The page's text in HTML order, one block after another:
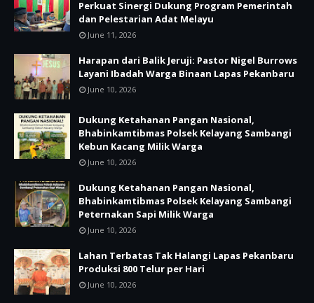
Perkuat Sinergi Dukung Program Pemerintah
dan Pelestarian Adat Melayu
June 11, 2026
Harapan dari Balik Jeruji: Pastor Nigel Burrows
Layani Ibadah Warga Binaan Lapas Pekanbaru
June 10, 2026
Dukung Ketahanan Pangan Nasional,
Bhabinkamtibmas Polsek Kelayang Sambangi
Kebun Kacang Milik Warga
June 10, 2026
Dukung Ketahanan Pangan Nasional,
Bhabinkamtibmas Polsek Kelayang Sambangi
Peternakan Sapi Milik Warga
June 10, 2026
Lahan Terbatas Tak Halangi Lapas Pekanbaru
Produksi 800 Telur per Hari
June 10, 2026